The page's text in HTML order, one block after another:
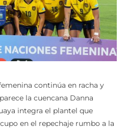
continúa en racha y
la cuencana Danna
integra el plantel que
en el repechaje rumbo a la